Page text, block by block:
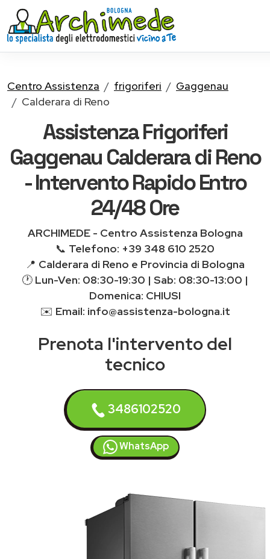
Centro Assistenza frigoriferi
Gaggenau
Calderara di Reno
Assistenza Frigoriferi
Gaggenau Calderara di Reno
- Intervento Rapido Entro
24/48 Ore
ARCHIMEDE - Centro Assistenza Bologna
📞 Telefono: +39 348 610 2520
📍 Calderara di Reno e Provincia di Bologna
🕐 Lun-Ven: 08:30-19:30 | Sab: 08:30-13:00 |
Domenica: CHIUSI
✉️ Email: info@assistenza-bologna.it
Prenota l'intervento del
tecnico
3486102520
WhatsApp